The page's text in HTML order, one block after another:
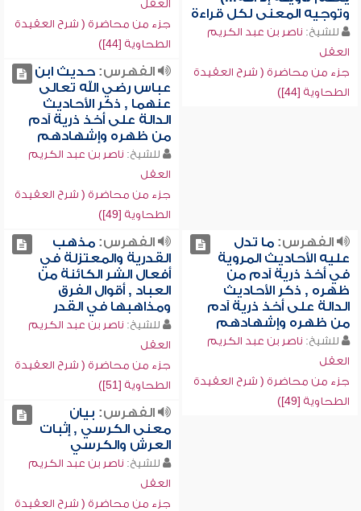
وتوجيه المعنى لكل قراءة
للشيخ: ناصر بن عبد الكريم
العقل
جزء من محاضرة ( شرح العقيدة
الطحاوية [44])
العقل
جزء من محاضرة ( شرح العقيدة
الطحاوية [44])
الفهرس:حديث ابن
عباس رضي الله تعالى
عنهما , ذكر الأحاديث
الدالة على أخذ ذرية آدم
من ظهره وإشهادهم
للشيخ: ناصر بن عبد الكريم
العقل
جزء من محاضرة ( شرح العقيدة
الطحاوية [49])
الفهرس:ما تدل
عليه الأحاديث المروية
في أخذ ذرية آدم من
ظهره , ذكر الأحاديث
الدالة على أخذ ذرية آدم
من ظهره وإشهادهم
للشيخ: ناصر بن عبد الكريم
العقل
جزء من محاضرة ( شرح العقيدة
الطحاوية [49])
الفهرس:مذهب
القدرية والمعتزلة في
أفعال الشر الكائنة من
العباد , أقوال الفرق
ومذاهبها في القدر
للشيخ: ناصر بن عبد الكريم
العقل
جزء من محاضرة ( شرح العقيدة
الطحاوية [51])
الفهرس: بيان
معنى الكرسي , إثبات
العرش والكرسي
للشيخ: ناصر بن عبد الكريم
العقل
جزء من محاضرة ( شرح العقيدة